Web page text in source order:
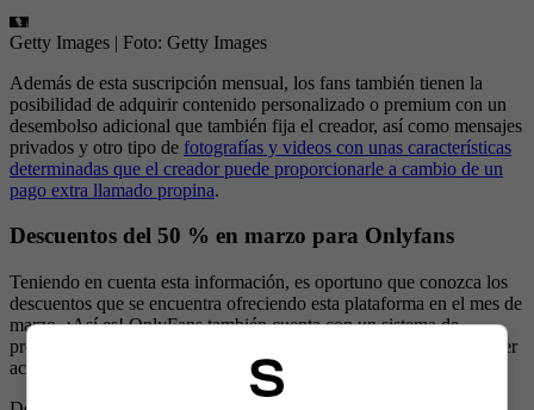
Getty Images | Foto: Getty Images
Además de esta suscripción mensual, los fans también tienen la
posibilidad de adquirir contenido personalizado o premium con un
desembolso adicional que también fija el creador, así como mensajes
privados y otro tipo de fotografías y videos con unas características
determinadas que el creador puede proporcionarle a cambio de un
pago extra llamado propina.
Descuentos del 50 % en marzo para Onlyfans
Teniendo en cuenta esta información, es oportuno que conozca los
descuentos que se encuentra ofreciendo esta plataforma en el mes de
marzo. ¡Así es! OnlyFans también cuenta con un sistema de
promociones en sus suscripciones mensuales que le permitirán tener
acceso a varias publicaciones.